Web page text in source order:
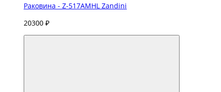
Раковина - Z-517AMHL Zandini
20300 ₽